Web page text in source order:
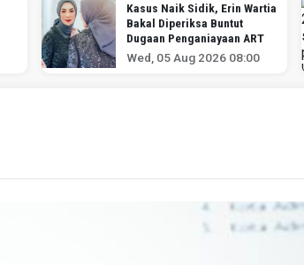
Kasus Naik Sidik, Erin Wartia
Bakal Diperiksa Buntut
Dugaan Penganiayaan ART
Wed, 05 Aug 2026 08:00